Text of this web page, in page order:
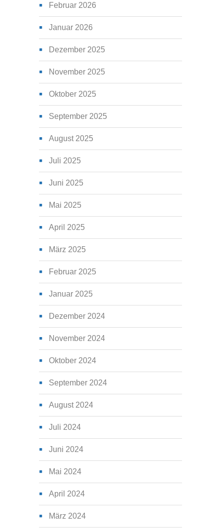
Februar 2026
Januar 2026
Dezember 2025
November 2025
Oktober 2025
September 2025
August 2025
Juli 2025
Juni 2025
Mai 2025
April 2025
März 2025
Februar 2025
Januar 2025
Dezember 2024
November 2024
Oktober 2024
September 2024
August 2024
Juli 2024
Juni 2024
Mai 2024
April 2024
März 2024